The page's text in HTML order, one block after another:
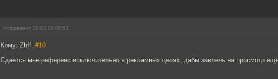
отправлено 18.03.16 08:53
Кому: Zhff, #10
Сдаётся мне референс исключительно в рекламных целях, дабы завлечь на просмотр